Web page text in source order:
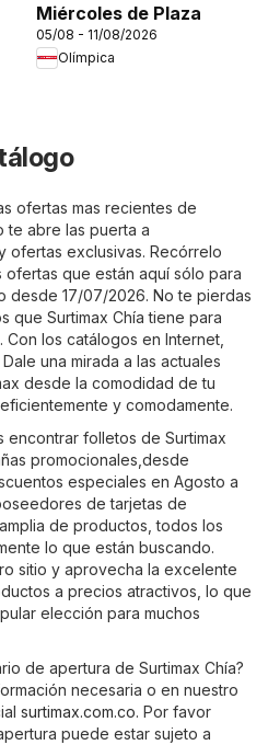
Miércoles de Plaza
05/08 - 11/08/2026
Olímpica
ofertas mas recientes de
te abre las puerta a
ofertas exclusivas. Recórrelo
que están aquí sólo para
desde 17/07/2026. No te pierdas
que Surtimax Chía tiene para
los catálogos en Internet,
una mirada a las actuales
desde la comodidad de tu
y comodamente.
encontrar folletos de Surtimax
promocionales,desde
especiales en Agosto a
de tarjetas de
de productos, todos los
lo que están buscando.
sitio y aprovecha la excelente
a precios atractivos, lo que
elección para muchos
de apertura de Surtimax Chía?
necesaria o en nuestro
surtimax.com.co. Por favor
puede estar sujeto a